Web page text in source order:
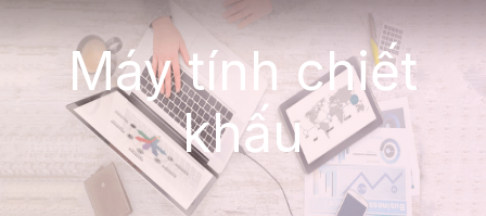
Máy tính chiết
khấu